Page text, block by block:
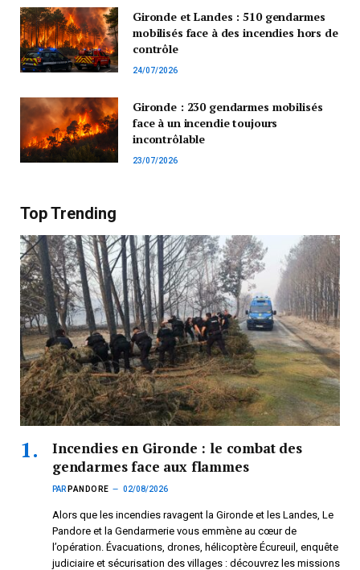
Gironde et Landes : 510 gendarmes
mobilisés face à des incendies hors de
contrôle
24/07/2026
Gironde : 230 gendarmes mobilisés
face à un incendie toujours
incontrôlable
23/07/2026
Top Trending
Incendies en Gironde : le combat des
gendarmes face aux flammes
PAR PANDORE 02/08/2026
Alors que les incendies ravagent la Gironde et les Landes, Le
Pandore et la Gendarmerie vous emmène au cœur de
l’opération. Évacuations, drones, hélicoptère Écureuil, enquête
judiciaire et sécurisation des villages : découvrez les missions